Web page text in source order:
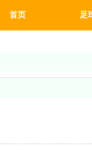
首页 足